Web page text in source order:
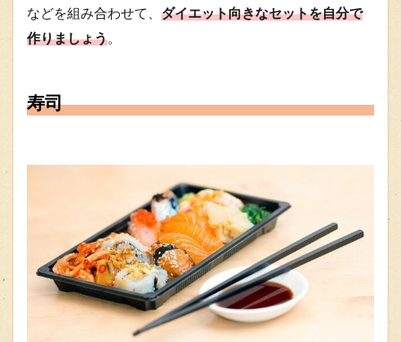
などを組み合わせて、 ダイエット向きなセットを自分で
作りましょう。
寿司